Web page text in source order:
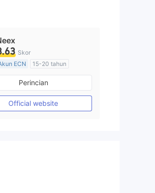
Skor
ECN
15-20 tahun
di Australia
Market Maker (MM)
Penuh MT4
Perincian
Official website